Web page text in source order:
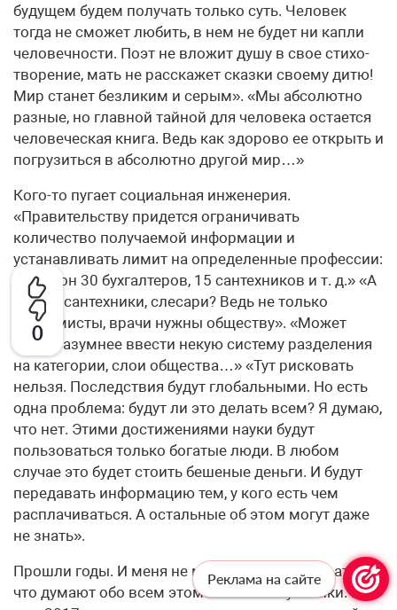
0
будущем будем получать только суть. Человек
тогда не сможет любить, в нем не будет ни капли
человечности. Поэт не вложит душу в свое стихо­
творение, мать не расскажет сказки своему дитю!
Мир станет безликим и серым». «Мы абсолютно
разные, но главной тайной для человека остается
человеческая книга. Ведь как здорово ее открыть и
погрузиться в абсолютно другой мир…»
Кого-то пугает социальная инженерия.
«Правительству придется ограничивать
количество получаемой информации и
устанавливать лимит на определенные профессии:
на район 30 бухгалтеров, 15 сантехников и т. д.» «А
как же сантехники, слесари? Ведь не только
экономисты, врачи нужны обществу». «Может
быть, разум­нее ввести некую систему разделения
на категории, слои общества…» «Тут рисковать
нельзя. Последствия будут глобальными. Но есть
одна проблема: будут ли это делать всем? Я думаю,
что нет. Этими достижениями науки будут
пользоваться только богатые люди. В любом
случае это будет стоить бешеные деньги. И будут
передавать информацию тем, у кого есть чем
расплачиваться. А остальные об этом могут даже
не знать».
Прошли годы. И меня не могло не интересовать то,
что думают обо всем этом нынешние ученики. В
Реклама на сайте